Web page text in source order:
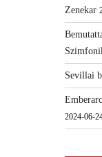
Zenekar
Sevillai
2024-06-